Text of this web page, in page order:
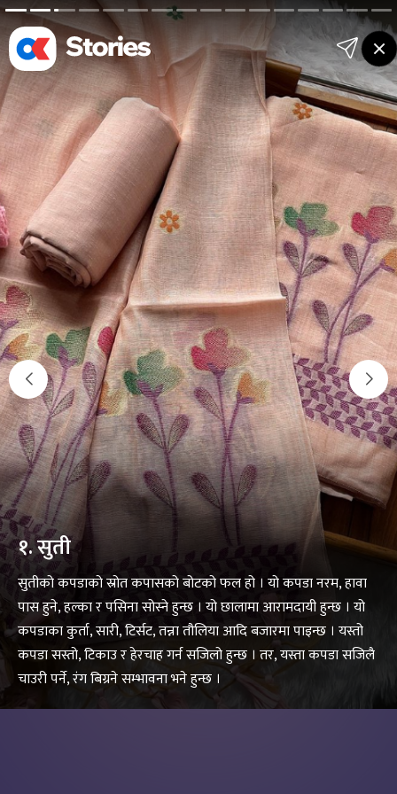
१. सुती
सुतीको कपडाको स्रोत कपासको बोटको फल हो । यो कपडा नरम, हावा
पास हुने, हल्का र पसिना सोस्ने हुन्छ । यो छालामा आरामदायी हुन्छ । यो
कपडाका कुर्ता, सारी, टिर्सट, तन्ना तौलिया आदि बजारमा पाइन्छ । यस्तो
कपडा सस्तो, टिकाउ र हेरचाह गर्न सजिलो हुन्छ । तर, यस्ता कपडा सजिलै
चाउरी पर्ने, रंग बिग्रने सम्भावना भने हुन्छ ।